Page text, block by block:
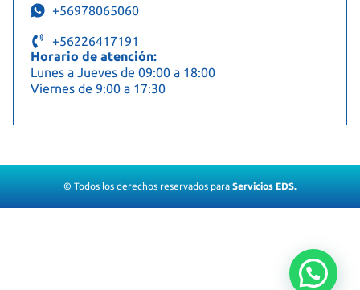
+56978065060
+56226417191
Horario de atención:
Lunes a Jueves de 09:00 a 18:00
Viernes de 9:00 a 17:30
© Todos los derechos reservados para Servicios EDS.